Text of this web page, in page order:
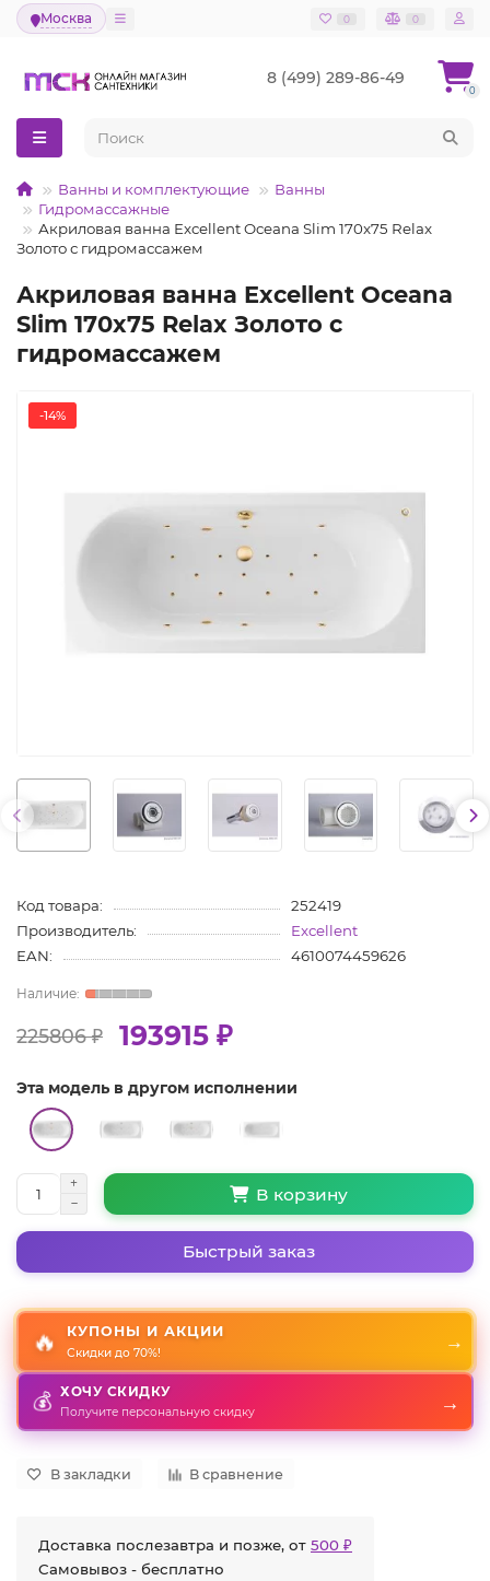
Москва 0 0
8 (499) 289-86-49
0
Ванны и комплектующие
Ванны
Гидромассажные
Акриловая ванна Excellent Oceana Slim 170x75 Relax
Золото с гидромассажем
Акриловая ванна Excellent Oceana
Slim 170x75 Relax Золото с
гидромассажем
-14%
Код товара:
252419
Производитель:
Excellent
EAN:
4610074459626
225806 ₽ 193915 ₽
Эта модель в другом исполнении
В корзину
Быстрый заказ
🔥 КУПОНЫ И АКЦИИ
Скидки до 70%!
→
💰 ХОЧУ СКИДКУ
Получите персональную скидку →
В закладки В сравнение
Доставка послезавтра и позже, от 500 ₽
Самовывоз - бесплатно